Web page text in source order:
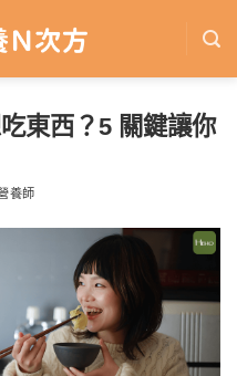
東西？5 關鍵讓你
養師